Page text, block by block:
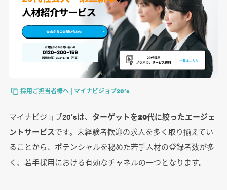
採用ご担当者様へ | マイナビジョブ20’s
マイナビジョブ20’sは、 ターゲットを20代に絞ったエージェ
ントサービスです。未経験者歓迎の求人を多く取り揃えてい
ることから、ポテンシャルを秘めた若手人材の登録者数が多
く、若手採用における有効なチャネルの一つとなります。